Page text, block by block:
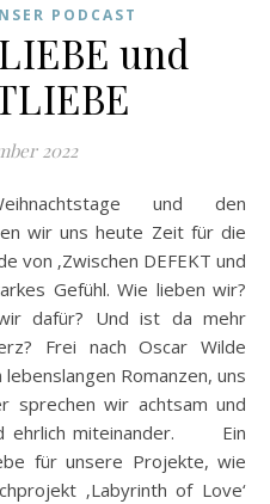
PODCAST
und
2022
wir uns heute Zeit für die
von ‚Zwischen DEFEKT und
Gefühl. Wie lieben wir?
dafür? Und ist da mehr
Frei nach Oscar Wilde
Romanzen, uns
sprechen wir achtsam und
ehrlich miteinander. Ein
für unsere Projekte, wie
‚Labyrinth of Love‘